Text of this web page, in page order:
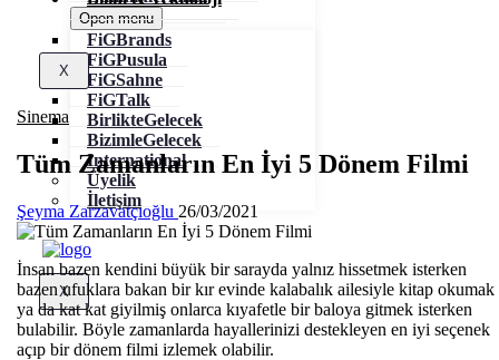
Open menu
FiGBrands
FiGPusula
FiGSahne
FiGTalk
BirlikteGelecek
BizimleGelecek
International
Üyelik
İletişim
X
X
Sinema
Tüm Zamanların En İyi 5 Dönem Filmi
Şeyma Zarzavatçıoğlu 26/03/2021
İnsan bazen kendini büyük bir sarayda yalnız hissetmek isterken
bazen ufuklara bakan bir kır evinde kalabalık ailesiyle kitap okumak
ya da kat kat giyilmiş onlarca kıyafetle bir baloya gitmek isterken
bulabilir. Böyle zamanlarda hayallerinizi destekleyen en iyi seçenek
açıp bir dönem filmi izlemek olabilir.